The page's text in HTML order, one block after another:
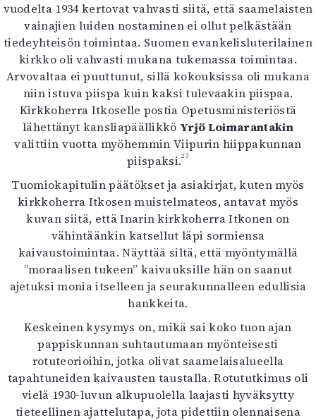
vuodelta 1934 kertovat vahvasti siitä, että saamelaisten
vainajien luiden nostaminen ei ollut pelkästään
tiedeyhteisön toimintaa. Suomen evankelisluterilainen
kirkko oli vahvasti mukana tukemassa toimintaa.
Arvovaltaa ei puuttunut, sillä kokouksissa oli mukana
niin istuva piispa kuin kaksi tulevaakin piispaa.
Kirkkoherra Itkoselle postia Opetusministeriöstä
lähettänyt kansliapäällikkö Yrjö Loimarantakin
valittiin vuotta myöhemmin Viipurin hiippakunnan
piispaksi.27
Tuomiokapitulin päätökset ja asiakirjat, kuten myös
kirkkoherra Itkosen muistelmateos, antavat myös
kuvan siitä, että Inarin kirkkoherra Itkonen on
vähintäänkin katsellut läpi sormiensa
kaivaustoimintaa. Näyttää siltä, että myöntymällä
”moraalisen tukeen” kaivauksille hän on saanut
ajetuksi monia itselleen ja seurakunnalleen edullisia
hankkeita.
Keskeinen kysymys on, mikä sai koko tuon ajan
pappiskunnan suhtautumaan myönteisesti
rotuteorioihin, jotka olivat saamelaisalueella
tapahtuneiden kaivausten taustalla. Rotututkimus oli
vielä 1930-luvun alkupuolella laajasti hyväksytty
tieteellinen ajattelutapa, jota pidettiin olennaisena